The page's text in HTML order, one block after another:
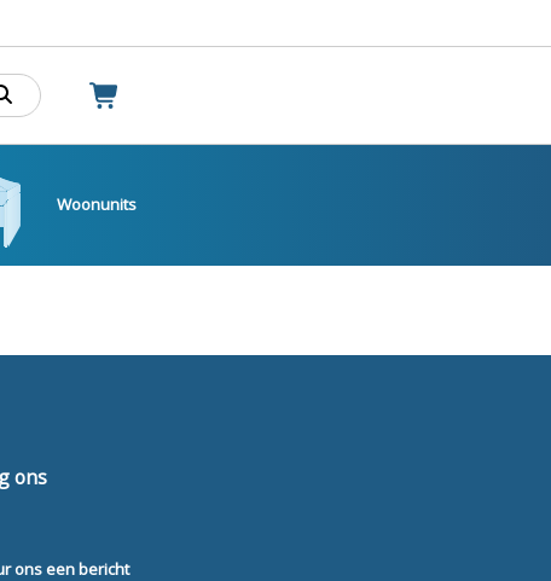
Woonunits
ons
ons een bericht